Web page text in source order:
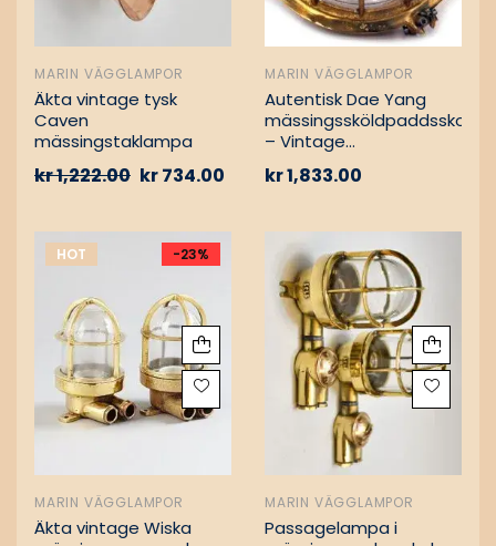
MARIN VÄGGLAMPOR
Äkta vintage tysk
Caven
mässingstaklampa
kr1,222.00 kr734.00
MARIN VÄGGLAMPOR
Autentisk Dae Yang
– Vintage
kr1,833.00
HOT -23%
MARIN VÄGGLAMPOR
Äkta vintage Wiska
MARIN VÄGGLAMPOR
Passagelampa i